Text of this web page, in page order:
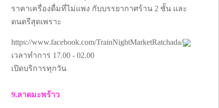
ราคาเครื่องดื่มที่ไม่แพง กับบรรยากาศร้าน 2 ชั้น และ
ดนตรีสุดเพราะ
https://www.facebook.com/TrainNightMarketRatchada/
เวลาทำการ 17.00 - 02.00
เปิดบริการทุกวัน
9.ลาดมะพร้าว